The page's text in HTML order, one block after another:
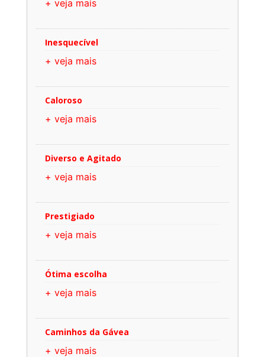
+ veja mais
Inesquecível
+ veja mais
Caloroso
+ veja mais
Diverso e Agitado
+ veja mais
Prestigiado
+ veja mais
Ótima escolha
+ veja mais
Caminhos da Gávea
+ veja mais